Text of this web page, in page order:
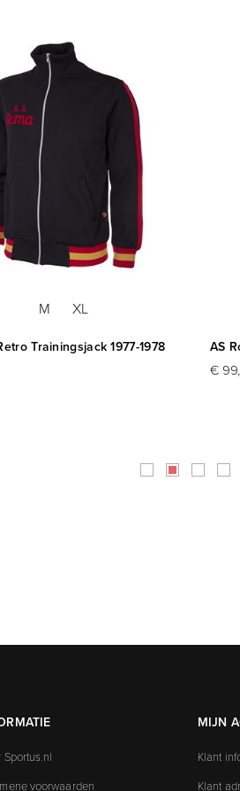
M XL
Trainingsjack 1977-1978 AS
€
Sportus.nl
voorwaarden
MIJN
Klant
Klant